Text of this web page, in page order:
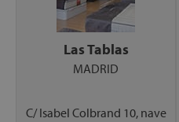
Las Tablas
MADRID
C/ Isabel Colbrand 10, nave